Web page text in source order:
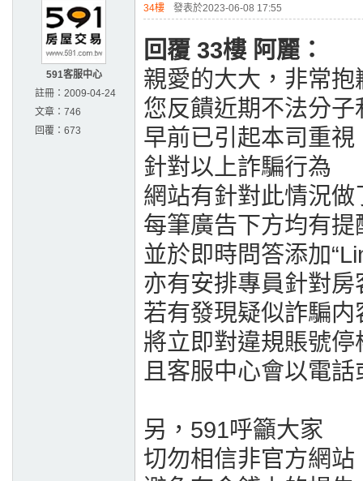
591客服中心
註冊： 2009-04-24
文章： 746
回覆： 673
34樓 發表於2023-06-08 17:55
回覆 33樓 阿麗：
親愛的大大，非常
您反饋近期不法分
早前已引起本司重視
針對以上詐騙行為
網站有針對此情況
每筆廣告下方均有
並於即時問答添加
亦有安排專員針對
若有發現疑似詐騙内
將立即對違規賬號停
且客服中心會以電
另，591呼籲大家
切勿相信非官方網